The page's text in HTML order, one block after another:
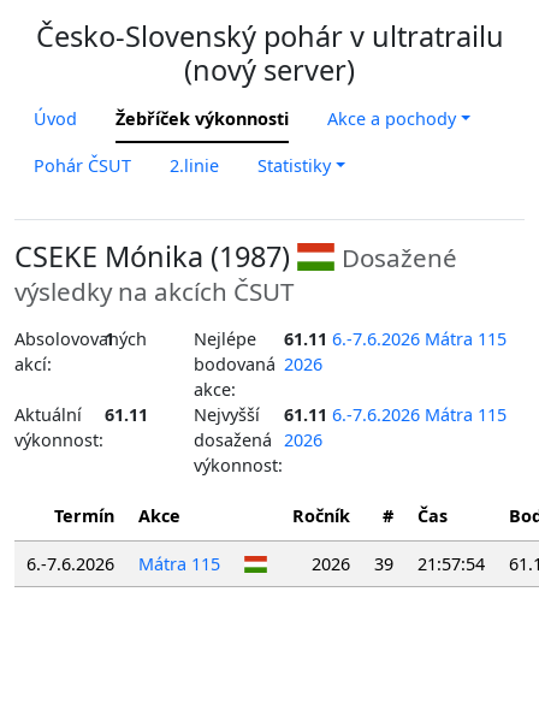
Česko-Slovenský pohár v ultratrailu
(nový server)
Úvod Žebříček výkonnosti Akce a pochody
Pohár ČSUT 2.linie Statistiky
CSEKE Mónika (1987)
Dosažené
výsledky na akcích ČSUT
Absolovovaných
akcí:
1
Nejlépe
bodovaná
akce:
61.11 6.-7.6.2026 Mátra 115
2026
Aktuální
výkonnost:
61.11
Nejvyšší
dosažená
výkonnost:
61.11 6.-7.6.2026 Mátra 115
2026
Termín Akce Ročník # Čas
6.-7.6.2026 Mátra 115 2026 39 21:57:54